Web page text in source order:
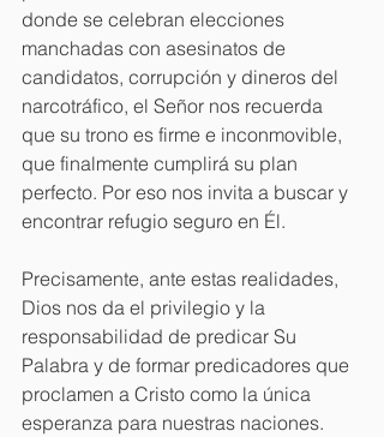
donde se celebran elecciones
manchadas con asesinatos de
candidatos, corrupción y dineros del
narcotráfico, el Señor nos recuerda
que su trono es firme e inconmovible,
que finalmente cumplirá su plan
perfecto. Por eso nos invita a buscar y
encontrar refugio seguro en Él.
Precisamente, ante estas realidades,
Dios nos da el privilegio y la
responsabilidad de predicar Su
Palabra y de formar predicadores que
proclamen a Cristo como la única
esperanza para nuestras naciones.